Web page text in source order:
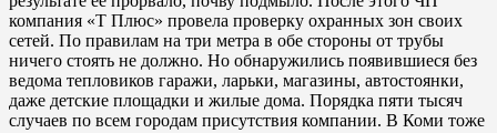
компания «Т Плюс» провела проверку охранных зон своих
сетей. По правилам на три метра в обе стороны от трубы
ничего стоять не должно. Но обнаружились появившиеся без
ведома тепловиков гаражи, ларьки, магазины, автостоянки,
даже детские площадки и жилые дома. Порядка пяти тысяч
случаев по всем городам присутствия компании. В Коми тоже